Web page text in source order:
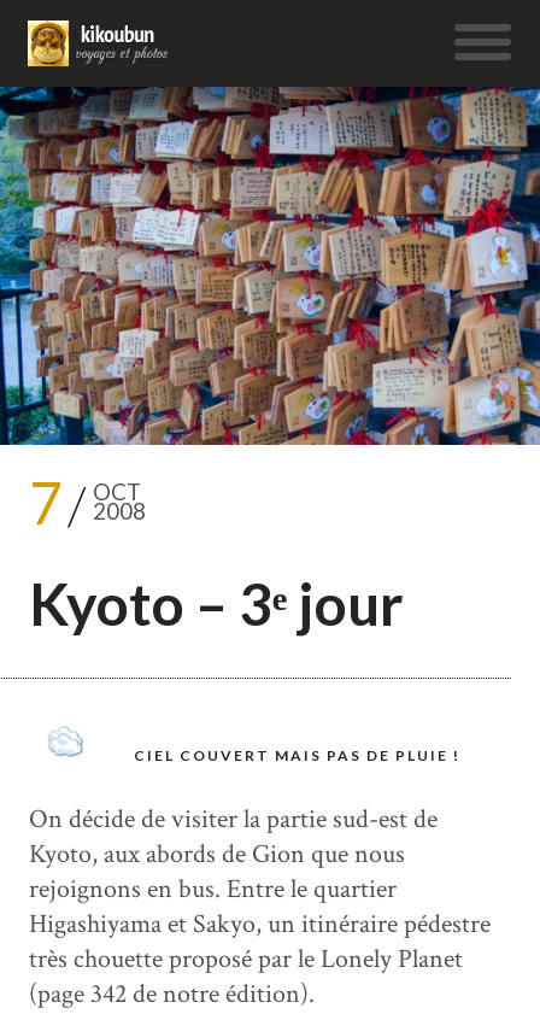
7 OCT
2008
Kyoto – 3ᵉ jour
CIEL COUVERT MAIS PAS DE PLUIE !
On décide de visiter la partie sud-est de
Kyoto, aux abords de Gion que nous
rejoignons en bus. Entre le quartier
Higashiyama et Sakyo, un itinéraire pédestre
très chouette proposé par le Lonely Planet
(page 342 de notre édition).